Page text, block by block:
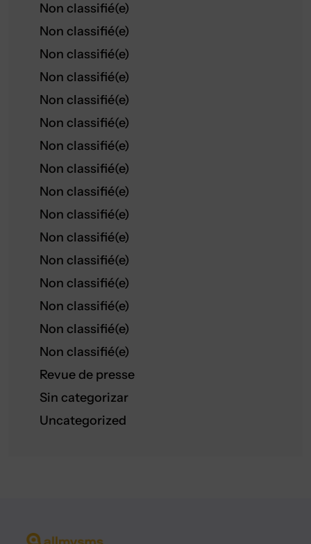
Non classifié(e)
Non classifié(e)
Non classifié(e)
Non classifié(e)
Non classifié(e)
Non classifié(e)
Non classifié(e)
Non classifié(e)
Non classifié(e)
Non classifié(e)
Non classifié(e)
Non classifié(e)
Non classifié(e)
Non classifié(e)
Non classifié(e)
Non classifié(e)
Revue de presse
Sin categorizar
Uncategorized